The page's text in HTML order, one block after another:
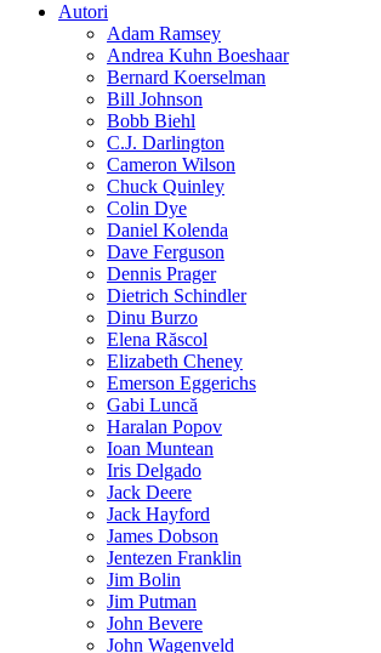
Autori
Adam Ramsey
Andrea Kuhn Boeshaar
Bernard Koerselman
Bill Johnson
Bobb Biehl
C.J. Darlington
Cameron Wilson
Chuck Quinley
Colin Dye
Daniel Kolenda
Dave Ferguson
Dennis Prager
Dietrich Schindler
Dinu Burzo
Elena Răscol
Elizabeth Cheney
Emerson Eggerichs
Gabi Luncă
Haralan Popov
Ioan Muntean
Iris Delgado
Jack Deere
Jack Hayford
James Dobson
Jentezen Franklin
Jim Bolin
Jim Putman
John Bevere
John Wagenveld